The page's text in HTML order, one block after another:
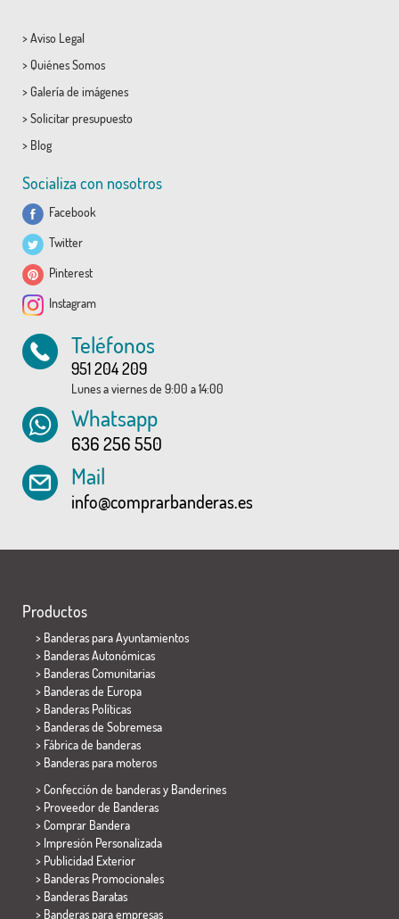
> Aviso Legal
> Quiénes Somos
> Galería de imágenes
> Solicitar presupuesto
> Blog
Socializa con nosotros
Facebook
Twitter
Pinterest
Instagram
Teléfonos
951 204 209
Lunes a viernes de 9:00 a 14:00
Whatsapp
636 256 550
Mail
info@comprarbanderas.es
Productos
> Banderas para Ayuntamientos
> Banderas Autonómicas
> Banderas Comunitarias
> Banderas de Europa
> Banderas Políticas
> Banderas de Sobremesa
> Fábrica de banderas
> Banderas para moteros
> Confección de banderas y Banderines
> Proveedor de Banderas
> Comprar Bandera
> Impresión Personalizada
> Publicidad Exterior
> Banderas Promocionales
> Banderas Baratas
> Banderas para empresas